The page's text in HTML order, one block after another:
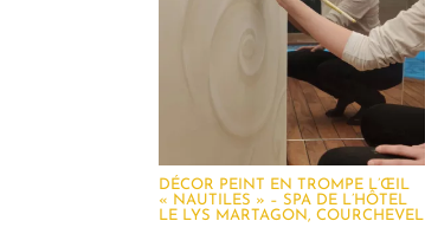
DÉCOR PEINT EN TROMPE L’ŒIL
« NAUTILES » – SPA DE L’HÔTEL
LE LYS MARTAGON, COURCHEVEL